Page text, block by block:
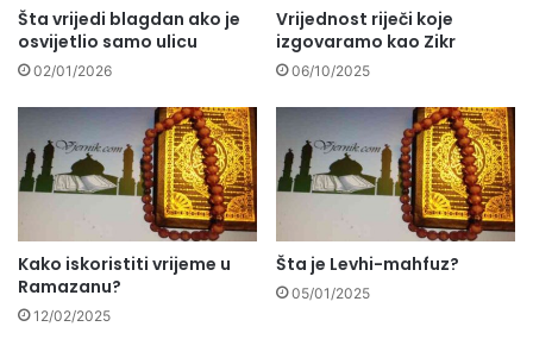
Šta vrijedi blagdan ako je
osvijetlio samo ulicu
02/01/2026
Vrijednost riječi koje
izgovaramo kao Zikr
06/10/2025
Kako iskoristiti vrijeme u
Ramazanu?
12/02/2025
Šta je Levhi-mahfuz?
05/01/2025